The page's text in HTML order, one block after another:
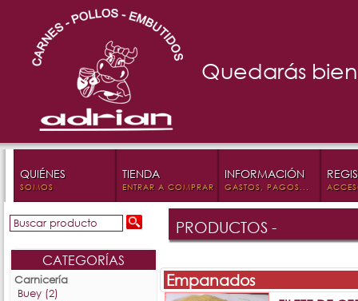
Quedarás
QUIÉNES
SOMOS
TIENDA
ENTRAR A COMPRAR
INFORMACIÓN
GASTOS, PAGOS...
CATEGORÍAS
Carnicería
Buey (2)
PRODUCTOS -
Empanados